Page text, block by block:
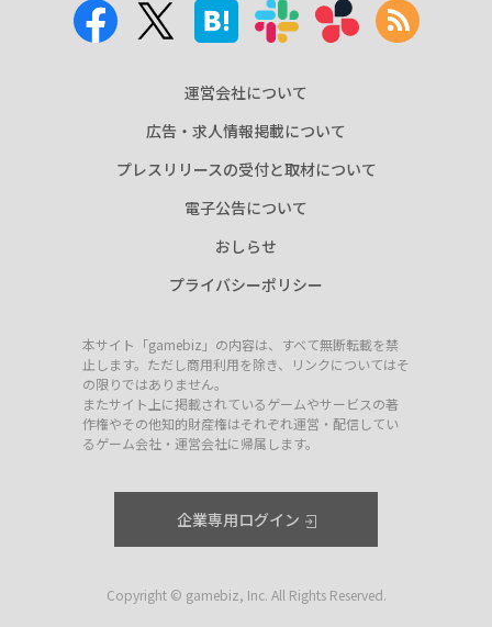
運営会社について
広告・求人情報掲載について
プレスリリースの受付と取材について
電子公告について
おしらせ
プライバシーポリシー
本サイト「gamebiz」の内容は、すべて無断転載を禁
止します。ただし商用利用を除き、リンクについてはそ
の限りではありません。
またサイト上に掲載されているゲームやサービスの著
作権やその他知的財産権はそれぞれ運営・配信してい
るゲーム会社・運営会社に帰属します。
企業専用ログイン
Copyright © gamebiz, Inc. All Rights Reserved.